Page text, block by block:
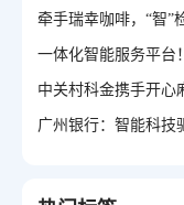
牵手瑞幸咖啡，“智”
一体化智能服务平台
中关村科金携手开心
广州银行：智能科技